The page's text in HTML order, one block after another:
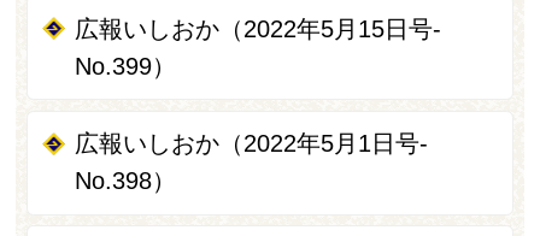
広報いしおか（2022年5月15日号-
No.399）
広報いしおか（2022年5月1日号-
No.398）